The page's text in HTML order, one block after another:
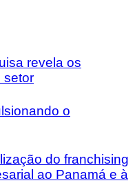
revela os
setor
o
do franchising
ao Panamá e à